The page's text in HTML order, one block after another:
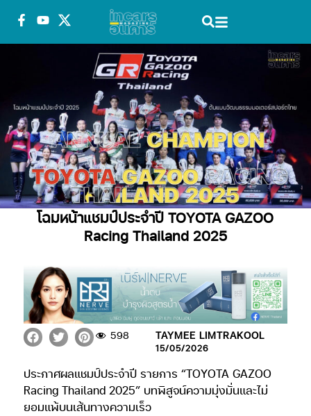
โฉมหน้าแชมป์ประจำปี TOYOTA GAZOO
Racing Thailand 2025
TAYMEE LIMTRAKOOL
15/05/2026
598
ประกาศผลแชมป์ประจำปี รายการ “TOYOTA GAZOO
Racing Thailand 2025” บทพิสูจน์ความมุ่งมั่นและไม่
ยอมแพ้บนเส้นทางความเร็ว